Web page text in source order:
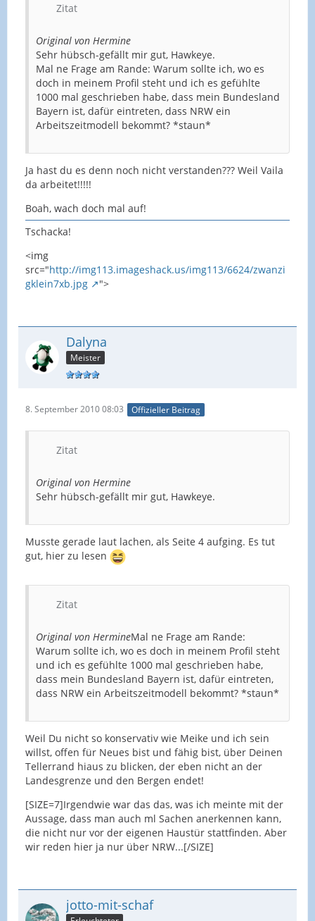
Zitat
Original von Hermine
Sehr hübsch-gefällt mir gut, Hawkeye.
Mal ne Frage am Rande: Warum sollte ich, wo es
doch in meinem Profil steht und ich es gefühlte
1000 mal geschrieben habe, dass mein Bundesland
Bayern ist, dafür eintreten, dass NRW ein
Arbeitszeitmodell bekommt? *staun*
Ja hast du es denn noch nicht verstanden??? Weil Vaila
da arbeitet!!!!!
Boah, wach doch mal auf!
Tschacka!
<img
src="http://img113.imageshack.us/img113/6624/zwanzi
gklein7xb.jpg
">
Dalyna
Meister
8. September 2010 08:03 Offizieller Beitrag
Zitat
Original von Hermine
Sehr hübsch-gefällt mir gut, Hawkeye.
Musste gerade laut lachen, als Seite 4 aufging. Es tut
gut, hier zu lesen
Zitat
Original von HermineMal ne Frage am Rande:
Warum sollte ich, wo es doch in meinem Profil steht
und ich es gefühlte 1000 mal geschrieben habe,
dass mein Bundesland Bayern ist, dafür eintreten,
dass NRW ein Arbeitszeitmodell bekommt? *staun*
Weil Du nicht so konservativ wie Meike und ich sein
willst, offen für Neues bist und fähig bist, über Deinen
Tellerrand hiaus zu blicken, der eben nicht an der
Landesgrenze und den Bergen endet!
[SIZE=7]Irgendwie war das das, was ich meinte mit der
Aussage, dass man auch ml Sachen anerkennen kann,
die nicht nur vor der eigenen Haustür stattfinden. Aber
wir reden hier ja nur über NRW...[/SIZE]
jotto-mit-schaf